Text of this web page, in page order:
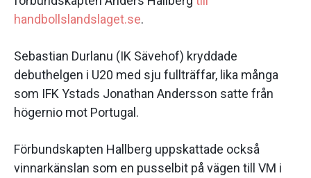
handbollslandslaget.se.
Sebastian Durlanu (IK Sävehof) kryddade
debuthelgen i U20 med sju fullträffar, lika många
som IFK Ystads Jonathan Andersson satte från
högernio mot Portugal.
Förbundskapten Hallberg uppskattade också
vinnarkänslan som en pusselbit på vägen till VM i